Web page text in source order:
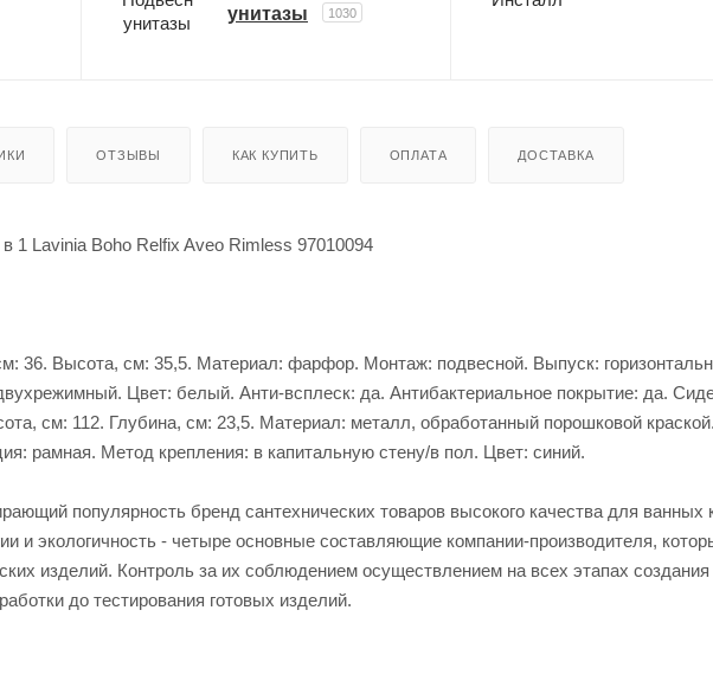
унитазы
1030
ОТЗЫВЫ КАК КУПИТЬ ОПЛАТА ДОСТАВКА
1 Lavinia Boho Relfix Aveo Rimless 97010094
36. Высота, см: 35,5. Материал: фарфор. Монтаж: подвесной. Выпуск:
Цвет: белый. Анти-всплеск: да. Антибактериальное покрытие: да.
см: 112. Глубина, см: 23,5. Материал: металл, обработанный порошковой
рамная. Метод крепления: в капитальную стену/в пол. Цвет: синий.
популярность бренд сантехнических товаров высокого качества для ванных
и экологичность - четыре основные составляющие компании-производителя,
изделий. Контроль за их соблюдением осуществлением на всех этапах создания
до тестирования готовых изделий.